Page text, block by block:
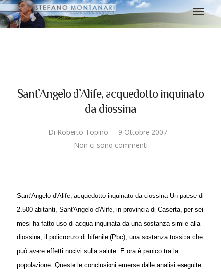
Sant’Angelo d’Alife, acquedotto inquinato
da diossina
Di Roberto Topino
9 Ottobre 2007
Non ci sono commenti
Sant'Angelo d'Alife, acquedotto inquinato da diossina Un paese di
2.500 abitanti, Sant'Angelo d'Alife, in provincia di Caserta, per sei
mesi ha fatto uso di acqua inquinata da una sostanza simile alla
diossina, il policroruro di bifenile (Pbc), una sostanza tossica che
può avere effetti nocivi sulla salute. E ora è panico tra la
popolazione. Queste le conclusioni emerse dalle analisi eseguite